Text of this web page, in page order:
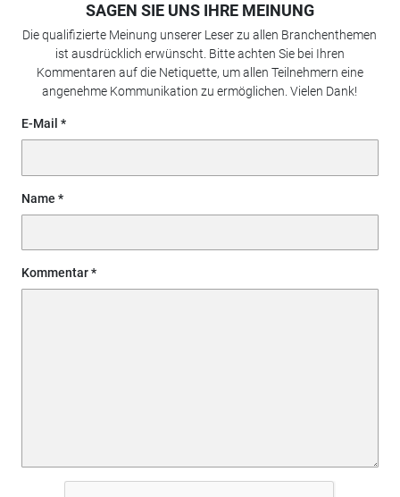
SAGEN SIE UNS IHRE MEINUNG
Die qualifizierte Meinung unserer Leser zu allen Branchenthemen
ist ausdrücklich erwünscht. Bitte achten Sie bei Ihren
Kommentaren auf die Netiquette, um allen Teilnehmern eine
angenehme Kommunikation zu ermöglichen. Vielen Dank!
E-Mail
Name
Kommentar